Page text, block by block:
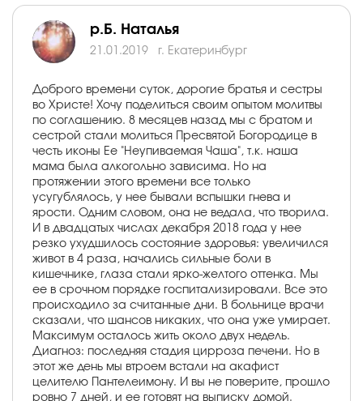
р.Б. Наталья
21.01.2019 г. Екатеринбург
Доброго времени суток, дорогие братья и сестры
во Христе! Хочу поделиться своим опытом молитвы
по соглашению. 8 месяцев назад мы с братом и
сестрой стали молиться Пресвятой Богородице в
честь иконы Ее "Неупиваемая Чаша", т.к. наша
мама была алкогольно зависима. Но на
протяжении этого времени все только
усугублялось, у нее бывали вспышки гнева и
ярости. Одним словом, она не ведала, что творила.
И в двадцатых числах декабря 2018 года у нее
резко ухудшилось состояние здоровья: увеличился
живот в 4 раза, начались сильные боли в
кишечнике, глаза стали ярко-желтого оттенка. Мы
ее в срочном порядке госпитализировали. Все это
происходило за считанные дни. В больнице врачи
сказали, что шансов никаких, что она уже умирает.
Максимум осталось жить около двух недель.
Диагноз: последняя стадия цирроза печени. Но в
этот же день мы втроем встали на акафист
целителю Пантелеимону. И вы не поверите, прошло
ровно 7 дней, и ее готовят на выписку домой.